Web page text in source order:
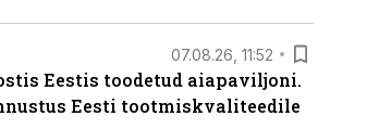
07.08.26, 11:52
Eestis toodetud aiapaviljoni.
Eesti tootmiskvaliteedile